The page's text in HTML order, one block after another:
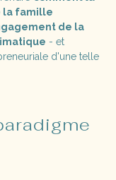
la famille
de la
- et
d'une telle